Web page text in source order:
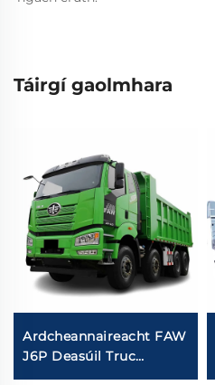
Táirgí gaolmhara
Ardcheannaireacht FAW
J6P Deasúil Truc
Dígeadála 8*4 12Rothla